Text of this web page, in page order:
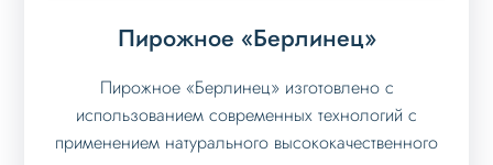
Пирожное «Берлинец»
Пирожное «Берлинец» изготовлено с
использованием современных технологий с
применением натурального высококачественного